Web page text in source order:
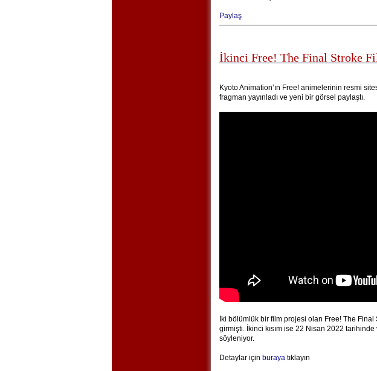
Paylaş
İkinci Free! The Final Stroke
Kyoto Animation’ın Free! animelerinin resmi
fragman yayınladı ve yeni bir görsel paylaştı.
İki bölümlük bir film projesi olan Free! The
girmişti. İkinci kısım ise 22 Nisan 2022
söyleniyor.
Detaylar için burayatıklayın